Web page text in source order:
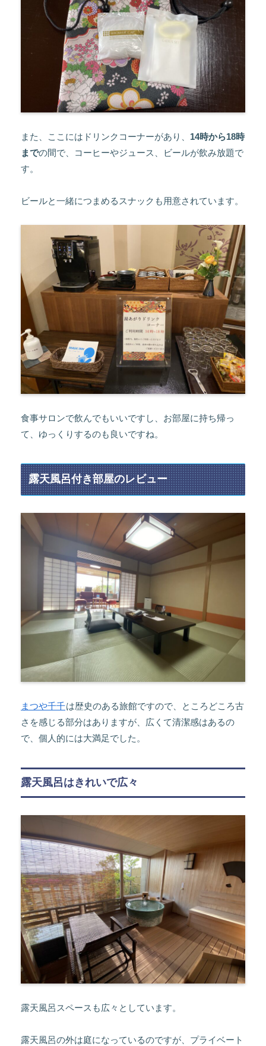
また、ここにはドリンクコーナーがあり、 14時から18時
までの間で、コーヒーやジュース、ビールが飲み放題で
す。
ビールと一緒につまめるスナックも用意されています。
食事サロンで飲んでもいいですし、お部屋に持ち帰っ
て、ゆっくりするのも良いですね。
露天風呂付き部屋のレビュー
まつや千千は歴史のある旅館ですので、ところどころ古
さを感じる部分はありますが、広くて清潔感はあるの
で、個人的には大満足でした。
露天風呂はきれいで広々
露天風呂スペースも広々としています。
露天風呂の外は庭になっているのですが、プライベート